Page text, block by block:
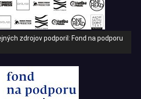
zdrojov podporil: Fond na podporu